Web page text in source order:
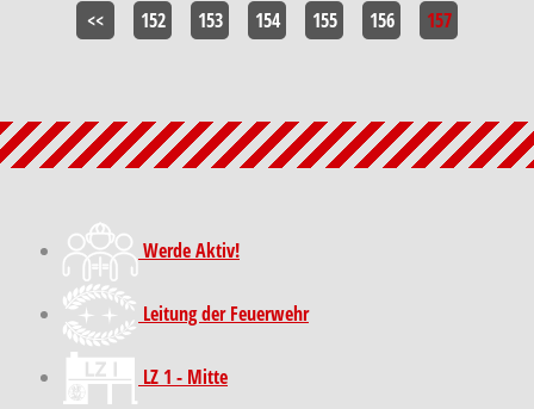
<< 152 153 154 155 156 157
Werde Aktiv!
Leitung der Feuerwehr
LZ 1 - Mitte